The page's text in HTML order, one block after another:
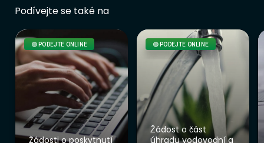
Podívejte se také na
Žádosti o poskytnutí
🟢 PODEJTE ONLINE
Žádost o část
úhradu vodovodní a
🟢 PODEJTE ONLINE